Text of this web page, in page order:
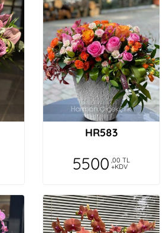
HR583
5500 ,00 TL
+KDV